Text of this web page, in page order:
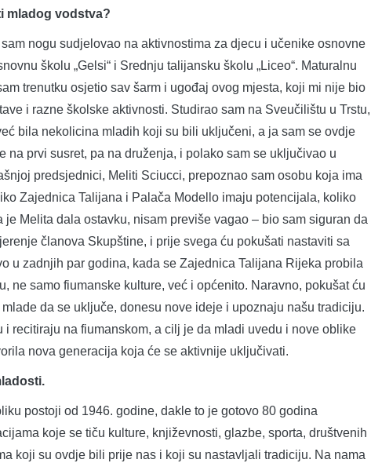
mladog vodstva?
nogu sudjelovao na aktivnostima za djecu i učenike osnovne
školu „Gelsi“ i Srednju talijansku školu „Liceo“. Maturalnu
trenutku osjetio sav šarm i ugođaj ovog mjesta, koji mi nije bio
i razne školske aktivnosti. Studirao sam na Sveučilištu u Trstu,
bila nekolicina mladih koji su bili uključeni, a ja sam se ovdje
na prvi susret, pa na druženja, i polako sam se uključivao u
predsjednici, Meliti Sciucci, prepoznao sam osobu koja ima
Zajednica Talijana i Palača Modello imaju potencijala, koliko
Melita dala ostavku, nisam previše vagao – bio sam siguran da
članova Skupštine, i prije svega ću pokušati nastaviti sa
u zadnjih par godina, kada se Zajednica Talijana Rijeka probila
ne samo fiumanske kulture, već i općenito. Naravno, pokušat ću
da se uključe, donesu nove ideje i upoznaju našu tradiciju.
recitiraju na fiumanskom, a cilj je da mladi uvedu i nove oblike
nova generacija koja će se aktivnije uključivati.
postoji od 1946. godine, dakle to je gotovo 80 godina
koje se tiču kulture, književnosti, glazbe, sporta, društvenih
koji su ovdje bili prije nas i koji su nastavljali tradiciju. Na nama